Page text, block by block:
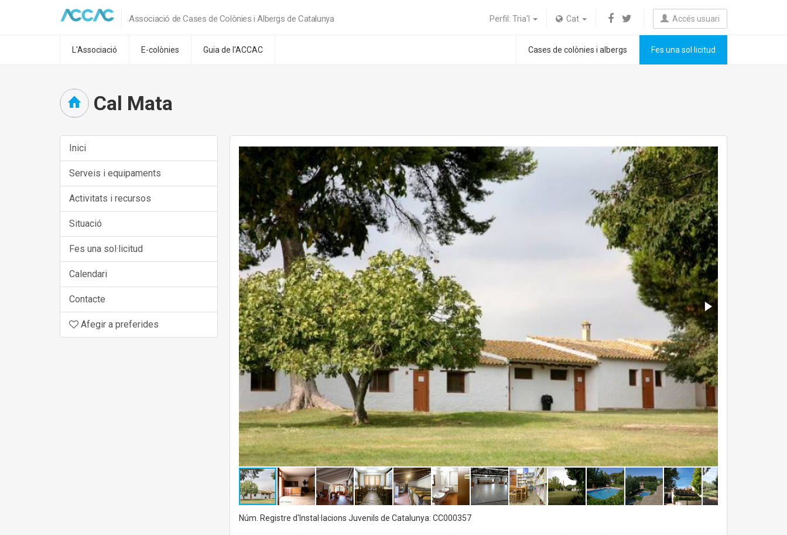
Associació de Cases de Colònies i Albergs de Catalunya Accés usuari
Cat
Perfil: Tria'l
L'Associació E-colònies Guia de l'ACCAC Fes una sol·licitud
Cases de colònies i albergs
Cal Mata
Inici
Serveis i equipaments
Activitats i recursos
Situació
Fes una sol·licitud
Calendari
Contacte
Afegir a preferides
Núm. Registre d'Instal·lacions Juvenils de Catalunya: CC000357